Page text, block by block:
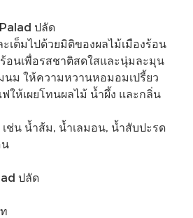
ปลัด
เต็มไปด้วยมิติของผลไม้เมืองร้อน
อนเพื่อรสชาติสดใสและนุ่มละมุน
นม ให้ความหวานหอมอมเปรี้ยว
ให้เผยโทนผลไม้ น้ำผึ้ง และกลิ่น
ช่น น้ำส้ม, น้ำเลมอน, น้ำสับปะรด
น
ปลัด